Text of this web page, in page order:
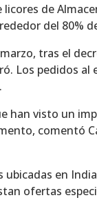
de
del 80%
tras el
Los pedidos al
han visto un
comentó
en
ofertas